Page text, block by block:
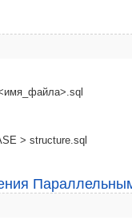
> structure.sql